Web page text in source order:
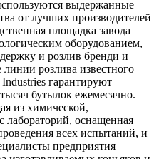
выдержанные
от лучших производителей
площадка завода
оборудованием,
и розлив бренди и
розлива известного
Industries гарантируют
бутылок ежемесячно.
из химической,
лабораторий, оснащенная
всех испытаний, и
предприятия